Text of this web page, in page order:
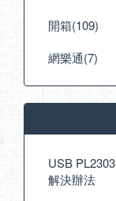
開箱(109)
網樂通(7)
USB
解決辦法